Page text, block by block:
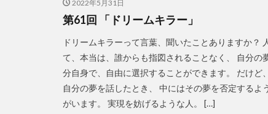
2022年5月31日
第61回 「ドリームキラー」
ドリームキラーって言葉、聞いたことありますか？
て、本当は、誰からも指図されることなく、 自分の
分自身で、自由に選択することができます。 だけど
自分の夢を話したとき、 中にはその夢を否定するよ
がいます。 実現を妨げるような人。 […]